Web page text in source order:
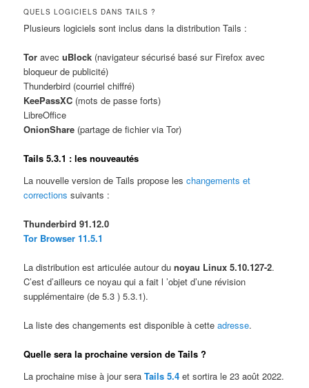
QUELS LOGICIELS DANS TAILS ?
Plusieurs logiciels sont inclus dans la distribution Tails :
Tor avecuBlock (navigateur sécurisé basé sur Firefox avec
bloqueur de publicité)
Thunderbird (courriel chiffré)
KeePassXC (mots de passe forts)
LibreOffice
OnionShare (partage de fichier via Tor)
Tails 5.3.1 : les nouveautés
La nouvelle version de Tails propose leschangements et
corrections suivants :
Thunderbird 91.12.0
Tor Browser 11.5.1
La distribution est articulée autour dunoyau Linux 5.10.127-2.
C’est d’ailleurs ce noyau qui a fait l ’objet d’une révision
supplémentaire (de 5.3 ) 5.3.1).
La liste des changements est disponible à cetteadresse.
Quelle sera la prochaine version de Tails ?
La prochaine mise à jour seraTails 5.4 et sortira le 23 août 2022.